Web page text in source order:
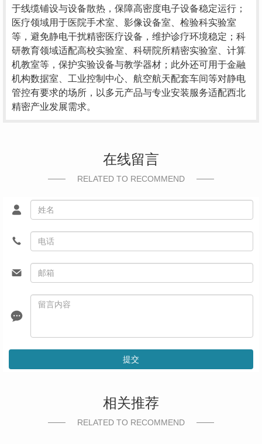
于线缆铺设与设备散热，保障高密度电子设备稳定运行；
医疗领域用于医院手术室、影像设备室、检验科实验室
等，避免静电干扰精密医疗设备，维护诊疗环境稳定；科
研教育领域适配高校实验室、科研院所精密实验室、计算
机教室等，保护实验设备与教学器材；此外还可用于金融
机构数据室、工业控制中心、航空航天配套车间等对静电
管控有要求的场所，以多元产品与专业安装服务适配西北
精密产业发展需求。
在线留言
RELATED TO RECOMMEND
提交
相关推荐
RELATED TO RECOMMEND